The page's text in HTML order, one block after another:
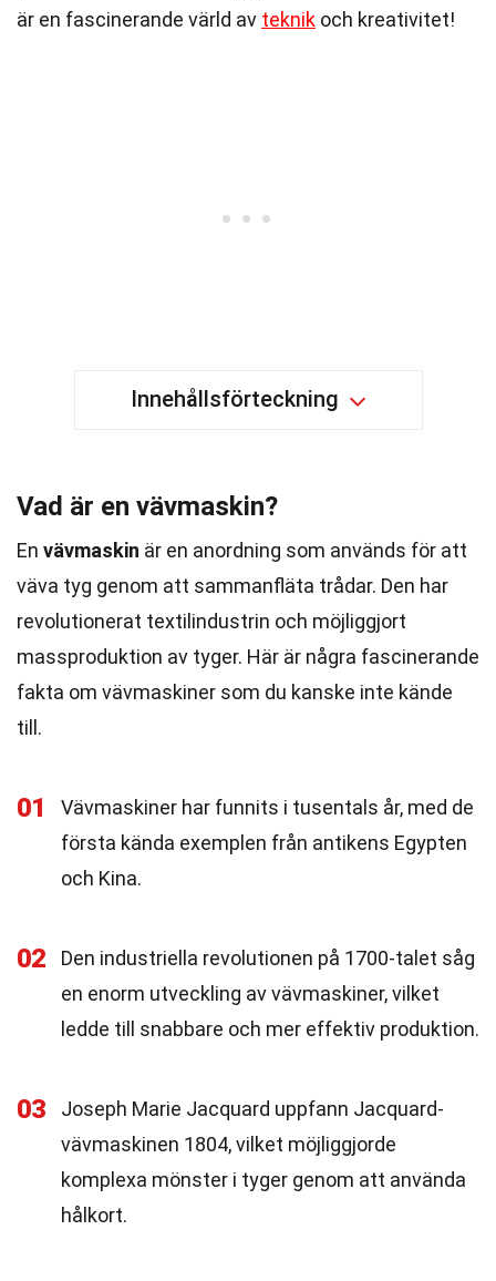
är en fascinerande värld av teknik och kreativitet!
Innehållsförteckning
Vad är en vävmaskin?
En vävmaskin är en anordning som används för att
väva tyg genom att sammanfläta trådar. Den har
revolutionerat textilindustrin och möjliggjort
massproduktion av tyger. Här är några fascinerande
fakta om vävmaskiner som du kanske inte kände
till.
01
Vävmaskiner har funnits i tusentals år, med de
första kända exemplen från antikens Egypten
och Kina.
02
Den industriella revolutionen på 1700-talet såg
en enorm utveckling av vävmaskiner, vilket
ledde till snabbare och mer effektiv produktion.
03
Joseph Marie Jacquard uppfann Jacquard-
vävmaskinen 1804, vilket möjliggjorde
komplexa mönster i tyger genom att använda
hålkort.